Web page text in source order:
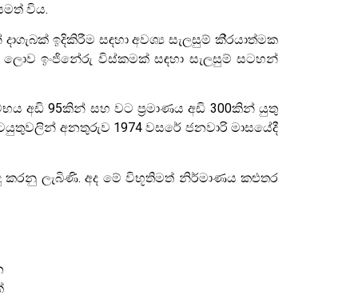
විය.
ඉදිකිරීම සඳහා අවශ්‍ය සැලසුම් කි්‍රයාත්මක
ලොව ඉංජිනේරු විස්කමක් සඳහා සැලසුම් සටහන්
අඩි 95කින් සහ වට ප්‍රමාණය අඩි 300කින් යුතු
අනතුරුව 1974 වසරේ ජනවාරි මාසයේදී
කරනු ලැබිණි. අද මේ විභූතිමත් නිර්මාණය කළුතර